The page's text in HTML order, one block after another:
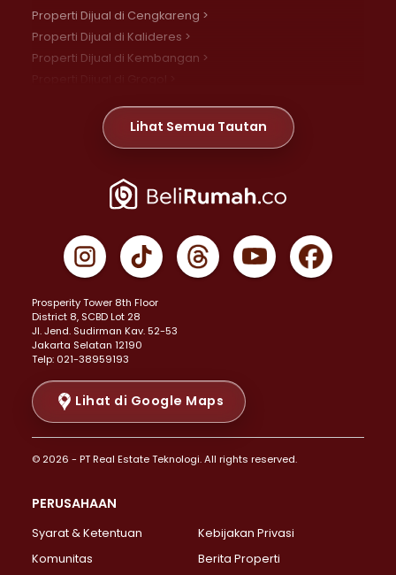
Properti Dijual di Cengkareng >
Properti Dijual di Kalideres >
Properti Dijual di Kembangan >
Properti Dijual di Meruya >
Properti Dijual di Jelambar >
Properti Dijual di Jakarta Pusat >
Properti Dijual di Gambir >
Properti Dijual di Johar Baru >
Properti Dijual di Menteng >
Properti Dijual di Senen >
Properti Dijual di Tanah Abang >
Properti Dijual di Cikini >
Properti Dijual di Kramat >
Properti Dijual di Pasar Baru >
Properti Dijual di Bendungan Hilir >
Properti Dijual di Jakarta Selatan >
Properti Dijual di Lebak Bulus >
Properti Dijual di Gandaria Selatan >
Properti Dijual di Pondok Labu >
Lihat Semua Tautan
Prosperity Tower 8th Floor
District 8, SCBD Lot 28
JI. Jend. Sudirman Kav. 52-53
Jakarta Selatan 12190
Telp: 021-38959193
Lihat di Google Maps
© 2026 - PT Real Estate Teknologi. All rights reserved.
PERUSAHAAN
Syarat & Ketentuan
Kebijakan Privasi
Komunitas
Berita Properti